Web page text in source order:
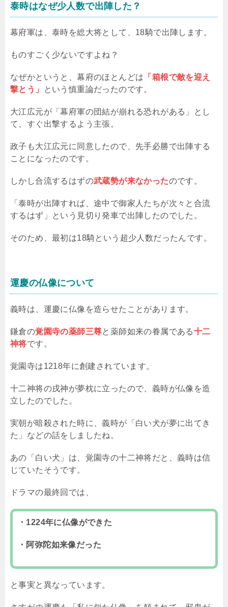
泰時はなぜ少人数で出陣した？
幕府軍は、泰時を総大将として、18騎で出陣します。
ものすごく少ないですよね？
なぜかというと、幕府のほとんどは 「箱根で敵を迎え
撃とう」
という慎重論だったのです。
大江広元が「幕府軍の団結が崩れる恐れがある」とし
て、すぐ出撃するよう主張。
政子も大江広元に同意したので、先手必勝で出陣する
ことになったのです。
しかし合流するはずの武蔵勢が来なかったのです。
「泰時が出陣すれば、途中で御家人たちが次々と合流
するはず」という見切り発車で出陣したのでした。
そのため、最初は18騎という超少人数だったんです。
運慶の仏像について
義時は、運慶に仏像を造らせたことがあります。
鎌倉の覚園寺の薬師三尊と薬師如来の眷属である十二
神将です。
覚園寺は1218年に創建されています。
十二神将の戌神が夢枕に立ったので、義時が仏像を造
立したのでした。
実朝が暗殺された時に、義時が「白い犬が夢に出てき
た」などの話をしましたね。
あの「白い犬」は、覚園寺の十二神将だと、義時は信
じていたそうです。
ドラマの最終回では、
・1224年に仏像ができた
・阿弥陀如来像だった
と事実と異なっています。